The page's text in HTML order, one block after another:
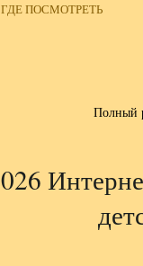
ГДЕ ПОСМОТРЕТЬ
Полный